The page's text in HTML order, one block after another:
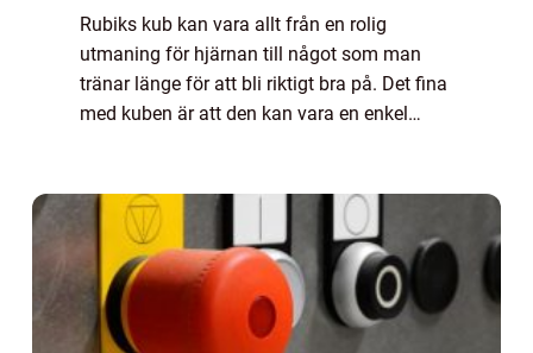
Rubiks kub kan vara allt från en rolig
utmaning för hjärnan till något som man
tränar länge för att bli riktigt bra på. Det fina
med kuben är att den kan vara en enkel